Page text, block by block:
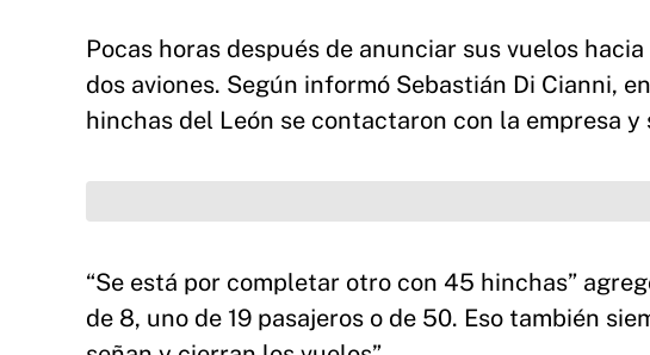
Pocas horas después de anunciar sus vuelos
dos aviones. Según informó Sebastián Di Cianni,
hinchas del León se contactaron con la empresa y
“Se está por completar otro con 45 hinchas”
de 8, uno de 19 pasajeros o de 50. Eso también